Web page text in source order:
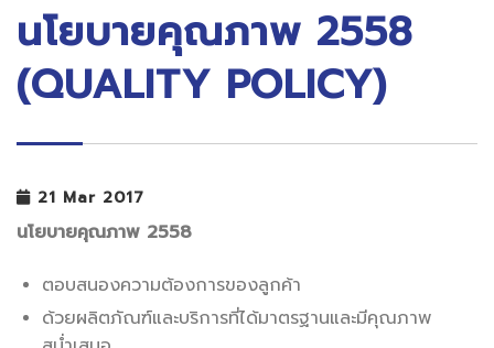
นโยบายคุณภาพ 2558
(QUALITY POLICY)
21 Mar 2017
นโยบายคุณภาพ 2558
ตอบสนองความต้องการของลูกค้า
ด้วยผลิตภัณฑ์และบริการที่ได้มาตรฐานและมีคุณภาพ